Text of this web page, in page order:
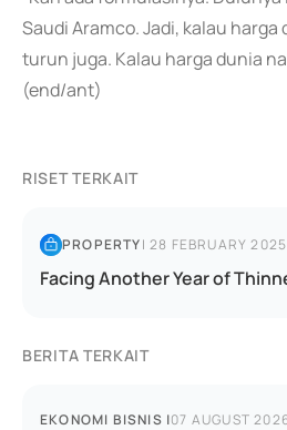
Saudi Aramco. Jadi, kalau
turun juga. Kalau harga dunia
(end/ant)
RISET TERKAIT
PROPERTY|28 FEBRUARY 2025
Facing Another Year of
BERITA TERKAIT
EKONOMI BISNIS |07 AUGUST